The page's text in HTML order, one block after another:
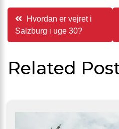
Hvordan er vejret i
Salzburg i uge 30?
Related